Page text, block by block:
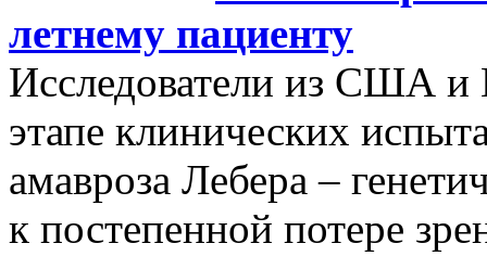
летнему пациенту
Исследователи из США и
этапе клинических
амавроза Лебера –
к постепенной потере